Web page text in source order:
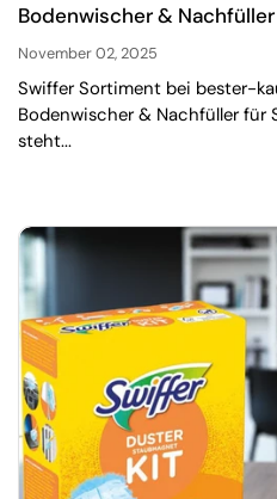
Bodenwischer &
November 02, 2025
Swiffer Sortiment bei bester-
Bodenwischer & Nachfüller für
steht...